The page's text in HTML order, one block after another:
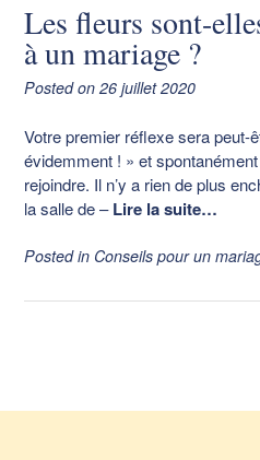
Les fleurs sont-
à un mariage ?
Posted on 26 juillet 2020
Votre premier réflexe sera peut-
évidemment ! » et
rejoindre. Il n’y a rien de plus
la salle de–Lire la suite…
Posted in Conseils pour un